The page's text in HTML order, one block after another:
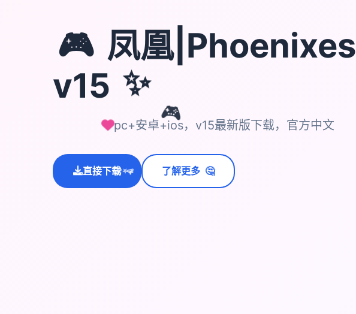
🎮
🎮 凤凰|Phoenixes
v15 ✨
pc+安卓+ios，v15最新版下载，官方中文
直接下载
✨⭐💫 了解更多 🤔